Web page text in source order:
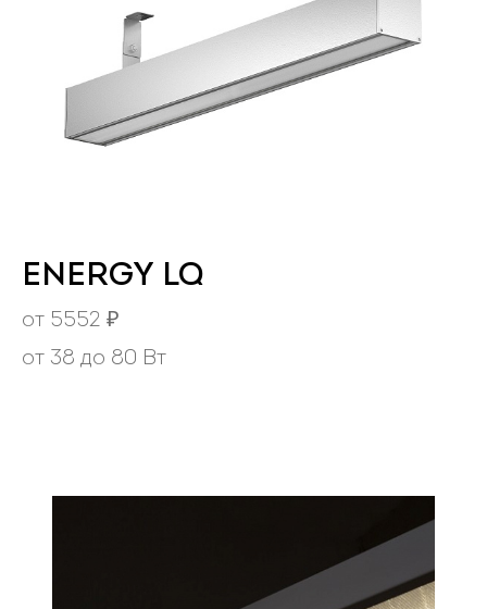
ENERGY LQ
от 5552 ₽
от 38 до 80 Вт